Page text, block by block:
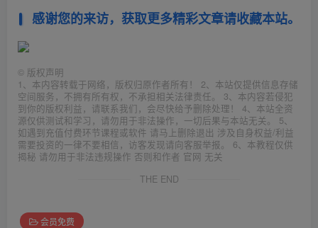
感谢您的来访，获取更多精彩文章请收藏本站。
© 版权声明
1、本内容转载于网络，版权归原作者所有！ 2、本站仅提供信息存储
空间服务，不拥有所有权，不承担相关法律责任。 3、本内容若侵犯
到你的版权利益，请联系我们，会尽快给予删除处理！ 4、本站全资
源仅供测试和学习，请勿用于非法操作，一切后果与本站无关。 5、
如遇到充值付费环节课程或软件 请马上删除退出 涉及自身权益/利益
需要投资的一律不要相信，访客发现请向客服举报。 6、本教程仅供
揭秘 请勿用于非法违规操作 否则和作者 官网 无关
THE END
会员免费